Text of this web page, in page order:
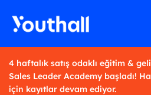
4 haftalık satış odaklı eğitim &
Sales Leader Academy başladı!
için kayıtlar devam ediyor.